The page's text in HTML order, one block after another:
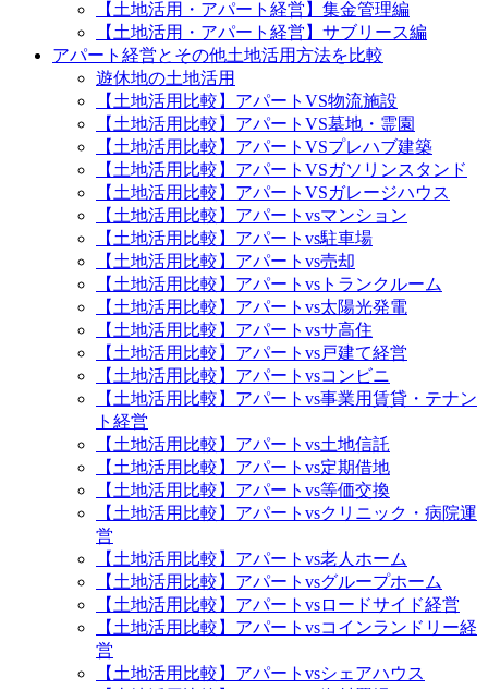
【土地活用・アパート経営】集金管理編
【土地活用・アパート経営】サブリース編
アパート経営とその他土地活用方法を比較
遊休地の土地活用
【土地活用比較】アパートVS物流施設
【土地活用比較】アパートVS墓地・霊園
【土地活用比較】アパートVSプレハブ建築
【土地活用比較】アパートVSガソリンスタンド
【土地活用比較】アパートVSガレージハウス
【土地活用比較】アパートvsマンション
【土地活用比較】アパートvs駐車場
【土地活用比較】アパートvs売却
【土地活用比較】アパートvsトランクルーム
【土地活用比較】アパートvs太陽光発電
【土地活用比較】アパートvsサ高住
【土地活用比較】アパートvs戸建て経営
【土地活用比較】アパートvsコンビニ
【土地活用比較】アパートvs事業用賃貸・テナン
ト経営
【土地活用比較】アパートvs土地信託
【土地活用比較】アパートvs定期借地
【土地活用比較】アパートvs等価交換
【土地活用比較】アパートvsクリニック・病院運
営
【土地活用比較】アパートvs老人ホーム
【土地活用比較】アパートvsグループホーム
【土地活用比較】アパートvsロードサイド経営
【土地活用比較】アパートvsコインランドリー経
営
【土地活用比較】アパートvsシェアハウス